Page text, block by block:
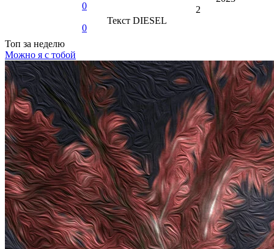
0
0
2
Текст DIESEL
Топ за неделю
Можно я с тобой